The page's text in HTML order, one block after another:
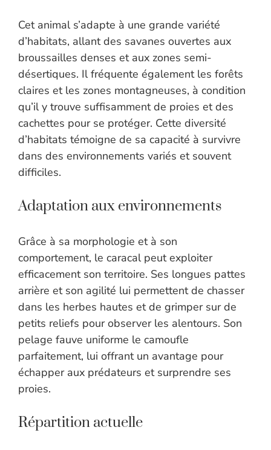
Cet animal s’adapte à une grande variété
d’habitats, allant des savanes ouvertes aux
broussailles denses et aux zones semi-
désertiques. Il fréquente également les forêts
claires et les zones montagneuses, à condition
qu’il y trouve suffisamment de proies et des
cachettes pour se protéger. Cette diversité
d’habitats témoigne de sa capacité à survivre
dans des environnements variés et souvent
difficiles.
Adaptation aux environnements
Grâce à sa morphologie et à son
comportement, le caracal peut exploiter
efficacement son territoire. Ses longues pattes
arrière et son agilité lui permettent de chasser
dans les herbes hautes et de grimper sur de
petits reliefs pour observer les alentours. Son
pelage fauve uniforme le camoufle
parfaitement, lui offrant un avantage pour
échapper aux prédateurs et surprendre ses
proies.
Répartition actuelle